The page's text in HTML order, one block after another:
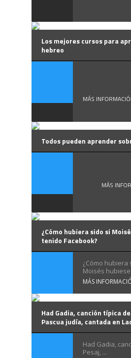
Los mejores cursos para
hebreo
MÁS
Todos pueden aprender
MÁS
¿Cómo hubiera sido si
tenido Facebook?
¿Cómo hubiera
Moisés hubiese
MÁS
Had Gadia, canción típica
Pascua judía, cantada en
Had Gadia,
Pesaj, ...